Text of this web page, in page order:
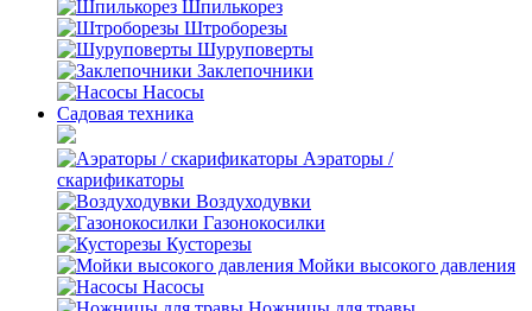
Шпилькорез
Штроборезы
Шуруповерты
Заклепочники
Насосы
Садовая техника
Аэраторы /
скарификаторы
Воздуходувки
Газонокосилки
Кусторезы
Мойки высокого давления
Насосы